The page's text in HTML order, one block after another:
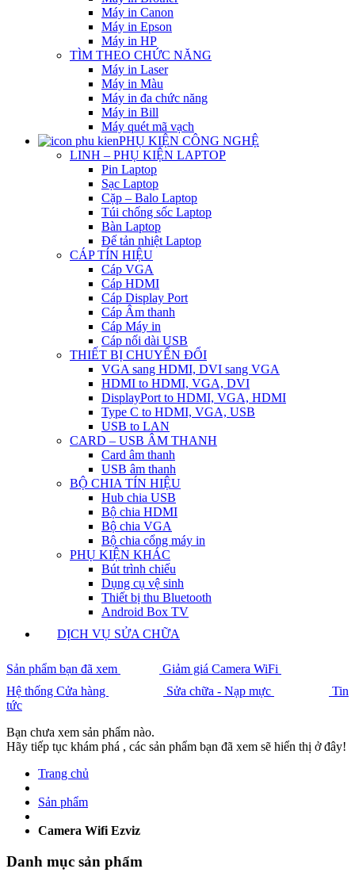
Máy in Canon
Máy in Epson
Máy in HP
TÌM THEO CHỨC NĂNG
Máy in Laser
Máy in Màu
Máy in đa chức năng
Máy in Bill
Máy quét mã vạch
PHỤ KIỆN CÔNG NGHỆ
LINH – PHỤ KIỆN LAPTOP
Pin Laptop
Sạc Laptop
Cặp – Balo Laptop
Túi chống sốc Laptop
Bàn Laptop
Đế tản nhiệt Laptop
CÁP TÍN HIỆU
Cáp VGA
Cáp HDMI
Cáp Display Port
Cáp Âm thanh
Cáp Máy in
Cáp nối dài USB
THIẾT BỊ CHUYỂN ĐỔI
VGA sang HDMI, DVI sang VGA
HDMI to HDMI, VGA, DVI
DisplayPort to HDMI, VGA, HDMI
Type C to HDMI, VGA, USB
USB to LAN
CARD – USB ÂM THANH
Card âm thanh
USB âm thanh
BỘ CHIA TÍN HIỆU
Hub chia USB
Bộ chia HDMI
Bộ chia VGA
Bộ chia cổng máy in
PHỤ KIỆN KHÁC
Bút trình chiếu
Dụng cụ vệ sinh
Thiết bị thu Bluetooth
Android Box TV
DỊCH VỤ SỬA CHỮA
Sản phẩm bạn đã xem
Giảm giá Camera WiFi
Hệ thống Cửa hàng
Sửa chữa - Nạp mực
Tin
tức
Bạn chưa xem sản phẩm nào.
Hãy tiếp tục khám phá , các sản phẩm bạn đã xem sẽ hiển thị ở đây!
Trang chủ
Sản phẩm
Camera Wifi Ezviz
Danh mục sản phẩm